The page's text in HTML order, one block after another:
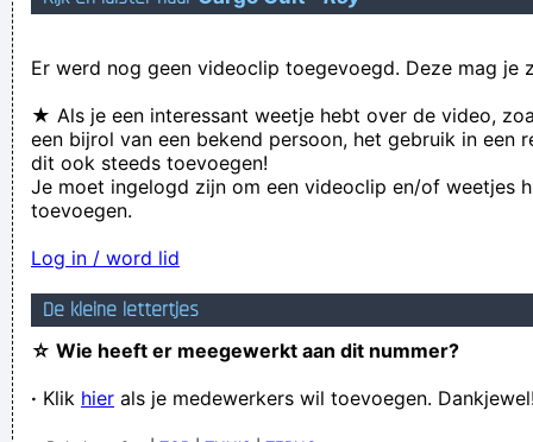
Ik heb vorige week een nr van queensrÿche opgezet en ge
lucidity. - ....Neeeeeeeee
men moet drinken met de glazen die men heeft
Er werd nog geen videoclip toegevoegd. Deze mag je
★ Als je een interessant weetje hebt over de video,
een bijrol van een bekend persoon, het gebruik in een
dit ook steeds toevoegen!
Je moet ingelogd zijn om een videoclip en/of weetjes
toevoegen.
Log in / word lid
De kleine lettertjes
☆ Wie heeft er meegewerkt aan dit nummer?
· Klik hier als je medewerkers wil toevoegen.